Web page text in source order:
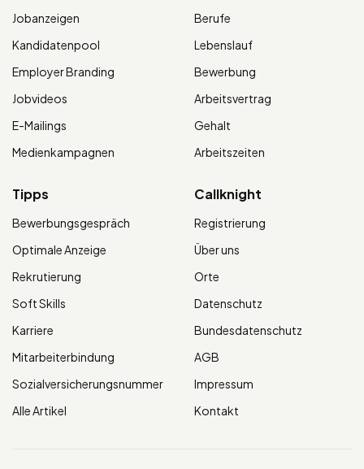
Jobanzeigen
Kandidatenpool
Employer Branding
Jobvideos
E-Mailings
Medienkampagnen
Berufe
Lebenslauf
Bewerbung
Arbeitsvertrag
Gehalt
Arbeitszeiten
Tipps
Bewerbungsgespräch
Optimale Anzeige
Rekrutierung
Soft Skills
Karriere
Mitarbeiterbindung
Sozialversicherungsnummer
Alle Artikel
Callknight
Registrierung
Über uns
Orte
Datenschutz
Bundesdatenschutz
AGB
Impressum
Kontakt